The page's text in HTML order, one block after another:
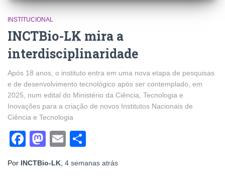
INSTITUCIONAL
INCTBio-LK mira a
interdisciplinaridade
Após 18 anos, o instituto entra em uma nova etapa de pesquisas
e de desenvolvimento tecnológico após ser contemplado, em
2025, num edital do Ministério da Ciência, Tecnologia e
Inovações para a criação de novos Institutos Nacionais de
Ciência e Tecnologia
Facebook
Mastodon
Email
Por INCTBio-LK 4 semanas atrás